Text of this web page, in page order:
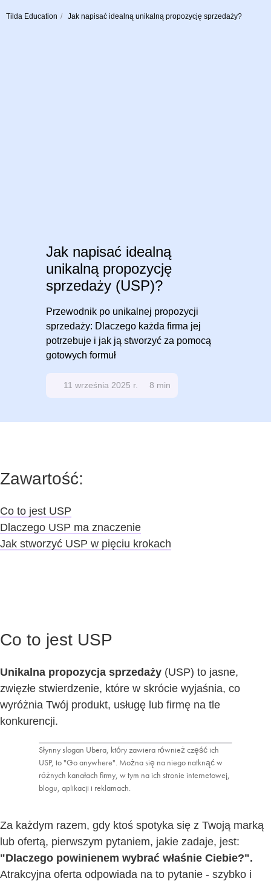
Tilda Education / Jak napisać idealną unikalną propozycję sprzedaży?
Jak napisać idealną
unikalną propozycję
sprzedaży (USP)?
Przewodnik po unikalnej propozycji
sprzedaży: Dlaczego każda firma jej
potrzebuje i jak ją stworzyć za pomocą
gotowych formuł
11 września 2025 r. 8 min
Zawartość:
Co to jest USP
Dlaczego USP ma znaczenie
Jak stworzyć USP w pięciu krokach
Co to jest USP
Unikalna propozycja sprzedaży (USP) to jasne,
zwięzłe stwierdzenie, które w skrócie wyjaśnia, co
wyróżnia Twój produkt, usługę lub firmę na tle
konkurencji.
Słynny slogan Ubera, który zawiera również część ich
USP, to "Go anywhere". Można się na niego natknąć w
różnych kanałach firmy, w tym na ich stronie internetowej,
blogu, aplikacji i reklamach.
Za każdym razem, gdy ktoś spotyka się z Twoją marką
lub ofertą, pierwszym pytaniem, jakie zadaje, jest:
"Dlaczego powinienem wybrać właśnie Ciebie?".
Atrakcyjna oferta odpowiada na to pytanie - szybko i